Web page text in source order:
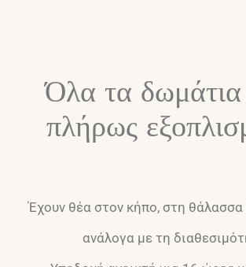
Όλα τα δωμάτια
πλήρως
Έχουν θέα στον κήπο, στη
ανάλογα με τη